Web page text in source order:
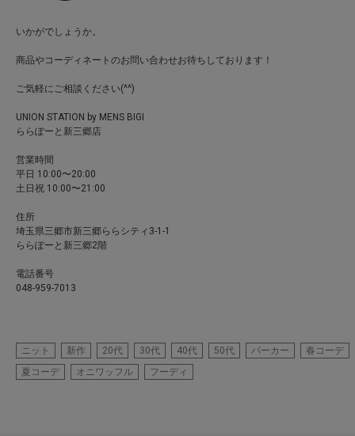
いかがでしょうか。
商品やコーディネートのお問い合わせお待ちしております！
ご気軽にご相談ください(^^)
UNION STATION by MENS BIGI
ららぽーと新三郷店
営業時間
平日 10:00〜20:00
土日祝 10:00〜21:00
住所
埼玉県三郷市新三郷ららシティ3-1-1
ららぽーと新三郷2階
電話番号
048-959-7013
ニット 新作 20代 30代 40代 50代 パーカー
春コーデ
夏コーデ
オニワッフル フーディ